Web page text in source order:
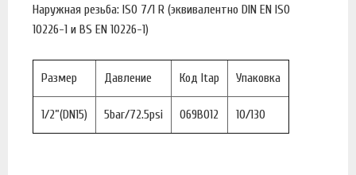
Наружная резьба: ISO 7/1 R (эквивалентно DIN EN ISO
10226-1 и BS EN 10226-1)
Размер Давление Код Itap Упаковка
1/2”(DN15) 5bar/72.5psi 069B012 10/130